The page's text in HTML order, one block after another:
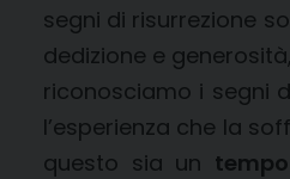
segni di risurrezione
dedizione e
riconosciamo i segni
l’esperienza che la
questo sia un